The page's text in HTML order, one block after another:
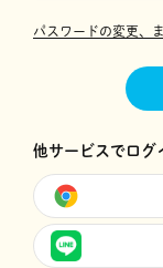
パスワードの変更、
他サービスでログ